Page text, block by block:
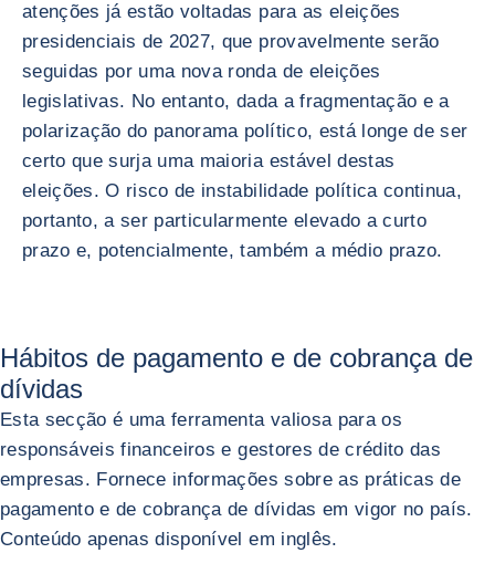
atenções já estão voltadas para as eleições
presidenciais de 2027, que provavelmente serão
seguidas por uma nova ronda de eleições
legislativas. No entanto, dada a fragmentação e a
polarização do panorama político, está longe de ser
certo que surja uma maioria estável destas
eleições. O risco de instabilidade política continua,
portanto, a ser particularmente elevado a curto
prazo e, potencialmente, também a médio prazo.
Hábitos de pagamento e de cobrança de
dívidas
Esta secção é uma ferramenta valiosa para os
responsáveis financeiros e gestores de crédito das
empresas. Fornece informações sobre as práticas de
pagamento e de cobrança de dívidas em vigor no país.
Conteúdo apenas disponível em inglês.